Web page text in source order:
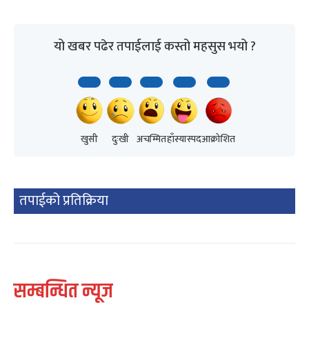
यो खबर पढेर तपाईलाई कस्तो महसुस भयो ?
खुसी दुःखी अचम्मितहाँस्यास्पदआक्रोशित
तपाईको प्रतिक्रिया
सम्बन्धित न्यूज